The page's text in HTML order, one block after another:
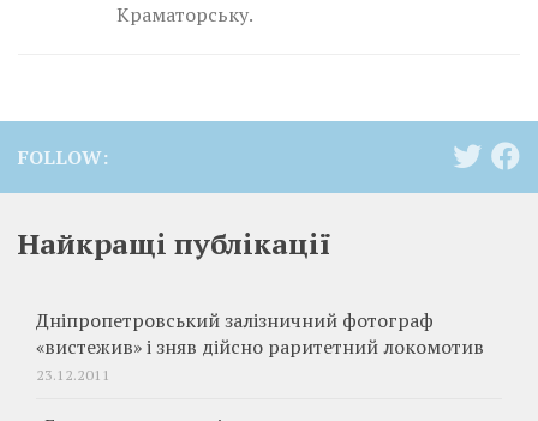
Краматорську.
FOLLOW:
Найкращі публікації
Дніпропетровський залізничний фотограф
«вистежив» і зняв дійсно раритетний локомотив
23.12.2011